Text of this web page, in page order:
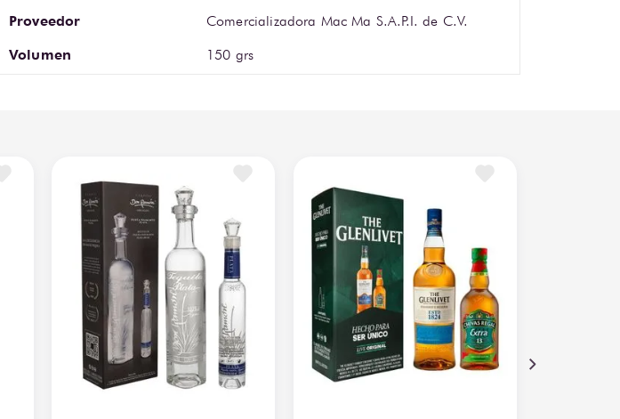
Proveedor Comercializadora Mac Ma S.A.P.I. de C.V.
Volumen 150 grs